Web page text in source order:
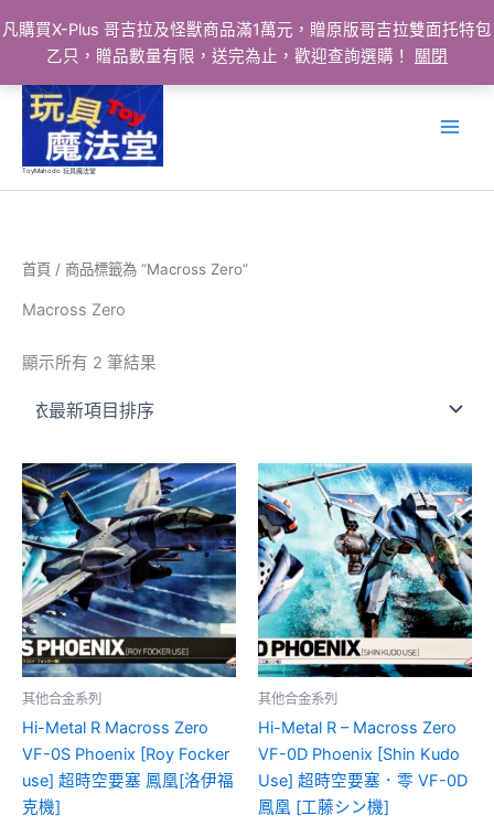
凡購買X-Plus 哥吉拉及怪獸商品滿1萬元，贈原版哥吉拉雙面托特包
乙只，贈品數量有限，送完為止，歡迎查詢選購！
關閉
ToyMahodo 玩具魔法堂
首頁 / 商品標籤為 “Macross Zero”
Macross Zero
顯示所有 2 筆結果
其他合金系列
Hi-Metal R Macross Zero
VF-0S Phoenix [Roy Focker
use] 超時空要塞 鳳凰[洛伊福
克機]
其他合金系列
Hi-Metal R – Macross Zero
VF-0D Phoenix [Shin Kudo
Use] 超時空要塞．零 VF-0D
鳳凰 [工藤シン機]